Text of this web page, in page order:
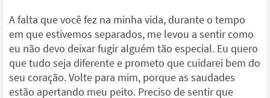
A falta que você fez na minha vida, durante o tempo
em que estivemos separados, me levou a sentir como
eu não devo deixar fugir alguém tão especial. Eu quero
que tudo seja diferente e prometo que cuidarei bem do
seu coração. Volte para mim, porque as saudades
estão apertando meu peito. Preciso de sentir que